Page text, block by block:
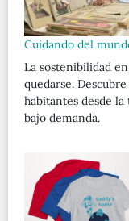
Cuidando del
La sostenibilidad
quedarse.
habitantes desde
bajo demanda.